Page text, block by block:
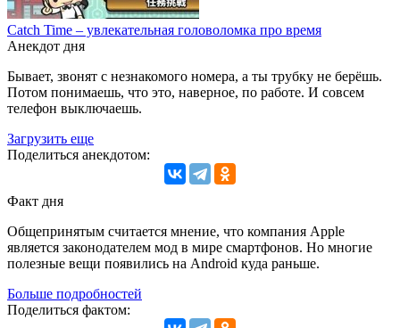
Catch Time – увлекательная головоломка про время
Анекдот дня
Бывает, звонят с незнакомого номера, а ты трубку не берёшь.
Потом понимаешь, что это, наверное, по работе. И совсем
телефон выключаешь.
Загрузить еще
Поделиться анекдотом:
Факт дня
Общепринятым считается мнение, что компания Apple
является законодателем мод в мире смартфонов. Но многие
полезные вещи появились на Android куда раньше.
Больше подробностей
Поделиться фактом: